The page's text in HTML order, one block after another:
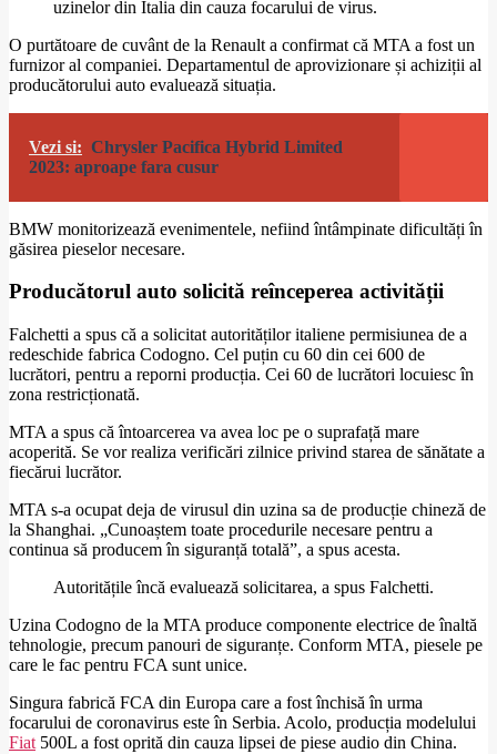
uzinelor din Italia din cauza focarului de virus.
O purtătoare de cuvânt de la Renault a confirmat că MTA a fost un
furnizor al companiei. Departamentul de aprovizionare și achiziții al
producătorului auto evaluează situația.
Vezi si: Chrysler Pacifica Hybrid Limited
2023: aproape fara cusur
BMW monitorizează evenimentele, nefiind întâmpinate dificultăți în
găsirea pieselor necesare.
Producătorul auto solicită reînceperea activității
Falchetti a spus că a solicitat autorităților italiene permisiunea de a
redeschide fabrica Codogno. Cel puțin cu 60 din cei 600 de
lucrători, pentru a reporni producția. Cei 60 de lucrători locuiesc în
zona restricționată.
MTA a spus că întoarcerea va avea loc pe o suprafață mare
acoperită. Se vor realiza verificări zilnice privind starea de sănătate a
fiecărui lucrător.
MTA s-a ocupat deja de virusul din uzina sa de producție chineză de
la Shanghai. „Cunoaștem toate procedurile necesare pentru a
continua să producem în siguranță totală”, a spus acesta.
Autoritățile încă evaluează solicitarea, a spus Falchetti.
Uzina Codogno de la MTA produce componente electrice de înaltă
tehnologie, precum panouri de siguranțe. Conform MTA, piesele pe
care le fac pentru FCA sunt unice.
Singura fabrică FCA din Europa care a fost închisă în urma
focarului de coronavirus este în Serbia. Acolo, producția modelului
Fiat 500L a fost oprită din cauza lipsei de piese audio din China.